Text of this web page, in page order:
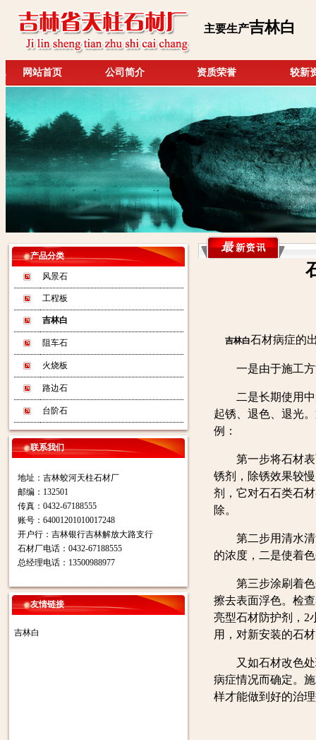
主要生产吉林白
网站首页 公司简介 资质荣誉 较新
产品分类
风景石
工程板
吉林白
阻车石
火烧板
路边石
台阶石
联系我们
地址：吉林蛟河天柱石材厂
邮编：132501
传真：0432-67188555
账号：64001201010017248
开户行：吉林银行吉林解放大路支行
石材厂电话：0432-67188555
总经理电话：13500988977
友情链接
吉林白
吉林白石材病症的
一是由于施工方
二是长期使用中
起锈、退色、退光
例：
第一步将石材表
锈剂，除锈效果较
剂，它对石石类石
除。
第二步用清水清
的浓度，二是使着
第三步涂刷着色
擦去表面浮色。检
亮型石材防护剂，2
用，对新安装的石
又如石材改色处
病症情况而确定。
样才能做到好的治